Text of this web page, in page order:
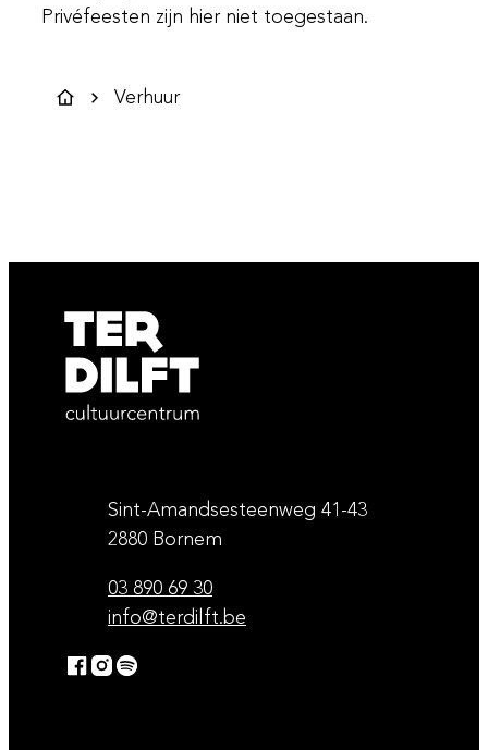
Privéfeesten zijn hier niet toegestaan.
Startpagina
Verhuur
AdresSint-Amandsesteenweg 41-43
,2880 Bornem
03 890 69 30
E-mailinfo@terdilft.be
Facebook
Instagram
Spotify